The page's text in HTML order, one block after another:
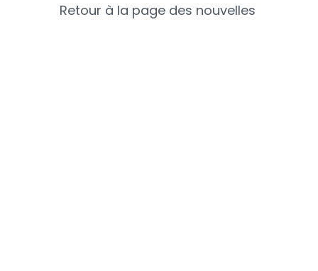
Retour à la page des nouvelles